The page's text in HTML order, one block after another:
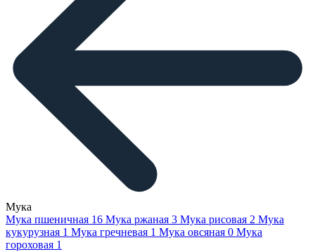
Мука
Мука пшеничная 16 Мука ржаная 3 Мука рисовая 2 Мука
кукурузная 1 Мука гречневая 1 Мука овсяная 0 Мука
гороховая 1